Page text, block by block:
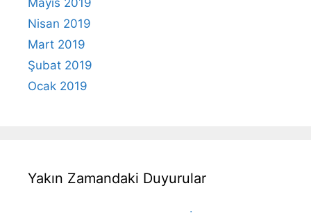
Nisan 2019
Mart 2019
Şubat 2019
Ocak 2019
Yakın Zamandaki Duyurular